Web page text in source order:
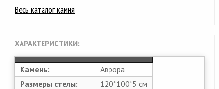
Весь каталог камня
ХАРАКТЕРИСТИКИ:
Камень:
Аврора
Размеры стелы:
120*100*5 см